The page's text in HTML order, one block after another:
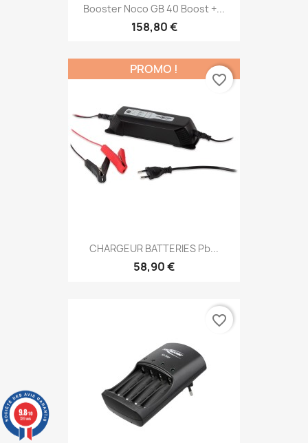
Booster Noco GB 40 Boost +...
158,80 €
CHARGEUR BATTERIES Pb...
58,90 €
PROMO !
favorite_border
favorite_border
9.8/10
339 avis